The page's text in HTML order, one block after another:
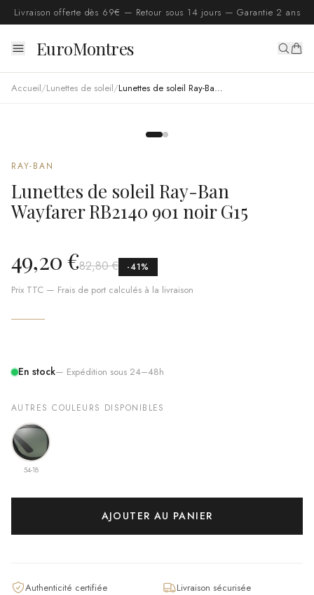
Livraison offerte dès 69€ — Retour sous 14 jours — Garantie 2 ans
EuroMontres
Accueil/Lunettes de soleil/ Lunettes de soleil Ray-Ban Wayfarer RB2140 901 noir G15
RAY-BAN
Lunettes de soleil Ray-Ban
Wayfarer RB2140 901 noir G15
49,20 €82,80 € -41%
Prix TTC — Frais de port calculés à la livraison
En stock— Expédition sous 24–48h
AUTRES COULEURS DISPONIBLES
54-18
AJOUTER AU PANIER
Authenticité certifiée
Livraison sécurisée